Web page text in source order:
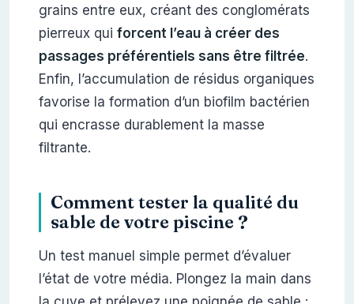
grains entre eux, créant des conglomérats
pierreux qui forcent l’eau à créer des
passages préférentiels sans être filtrée.
Enfin, l’accumulation de résidus organiques
favorise la formation d’un biofilm bactérien
qui encrasse durablement la masse
filtrante.
Comment tester la qualité du
sable de votre piscine ?
Un test manuel simple permet d’évaluer
l’état de votre média. Plongez la main dans